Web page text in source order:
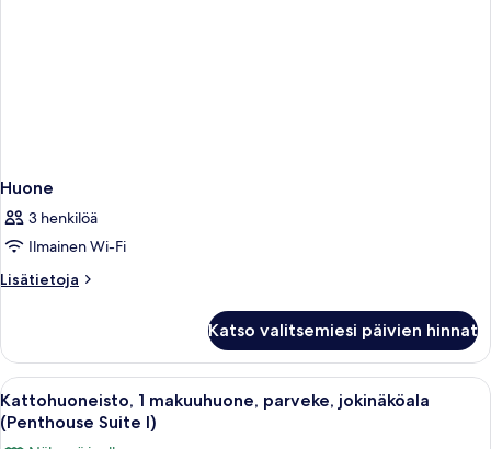
Huone
3 henkilöä
Ilmainen Wi-Fi
Lisätietoja
Lisätietoja
Katso valitsemiesi päivien hinnat
Avaa
kaikki
huonetyypin
Moderni hotellihuone, jossa on
4
Kattohuoneisto, 1 makuuhuone, parveke, jokinäköala
(Penthouse Suite I)